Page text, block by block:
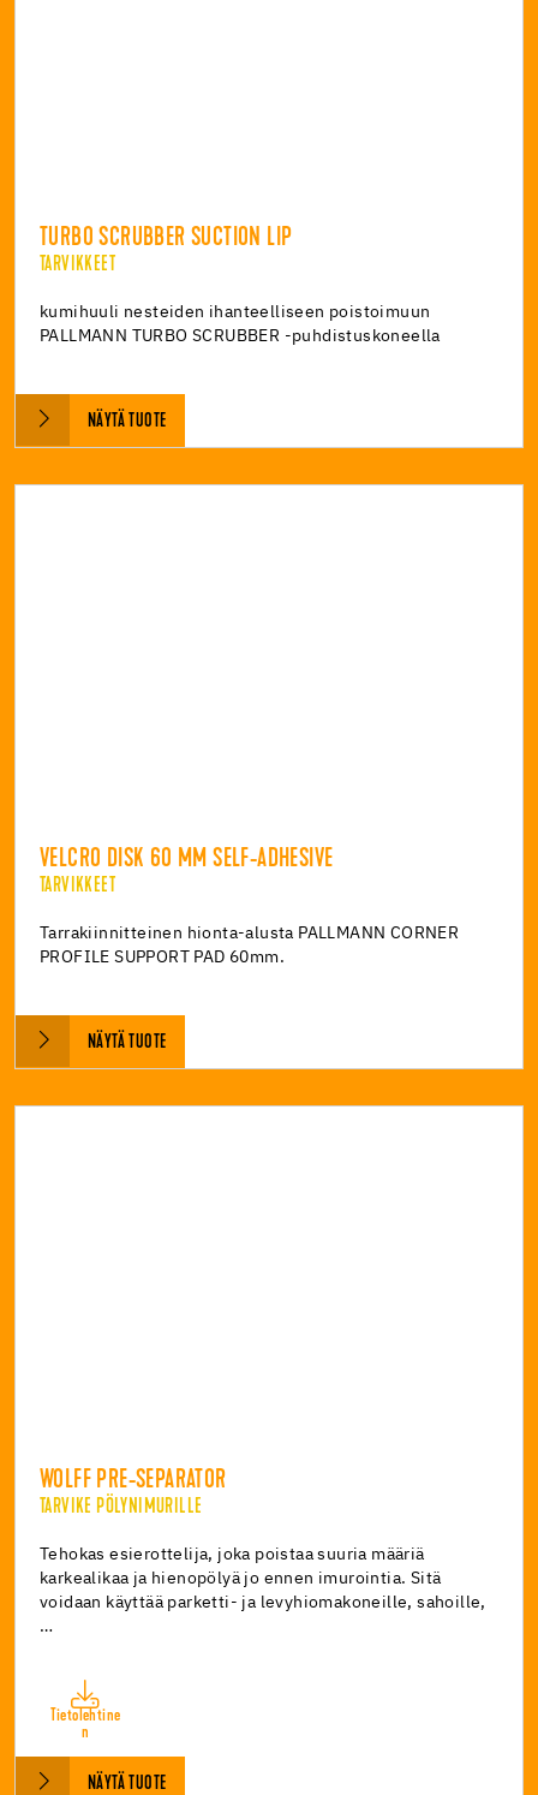
TURBO SCRUBBER SUCTION LIP
TARVIKKEET
kumihuuli nesteiden ihanteelliseen poistoimuun
PALLMANN TURBO SCRUBBER -puhdistuskoneella
NÄYTÄ TUOTE
VELCRO DISK 60 MM SELF-ADHESIVE
TARVIKKEET
Tarrakiinnitteinen hionta-alusta PALLMANN CORNER
PROFILE SUPPORT PAD 60mm.
NÄYTÄ TUOTE
WOLFF PRE-SEPARATOR
TARVIKE PÖLYNIMURILLE
Tehokas esierottelija, joka poistaa suuria määriä
karkealikaa ja hienopölyä jo ennen imurointia. Sitä
voidaan käyttää parketti- ja levyhiomakoneille, sahoille,
…
Tietolehtine
n
NÄYTÄ TUOTE